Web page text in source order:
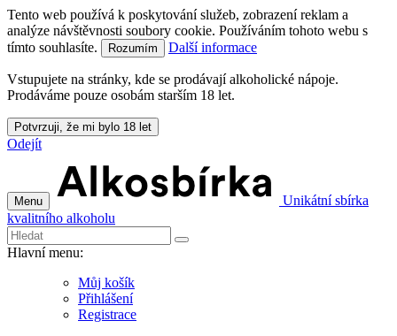
Tento web používá k poskytování služeb, zobrazení reklam a
analýze návštěvnosti soubory cookie. Používáním tohoto webu s
tímto souhlasíte.
Rozumím Další informace
Vstupujete na stránky, kde se prodávají alkoholické nápoje.
Prodáváme pouze osobám starším 18 let.
Potvrzuji, že mi bylo 18 let
Odejít
Menu
Unikátní sbírka
kvalitního alkoholu
Hlavní menu:
Můj košík
Přihlášení
Registrace